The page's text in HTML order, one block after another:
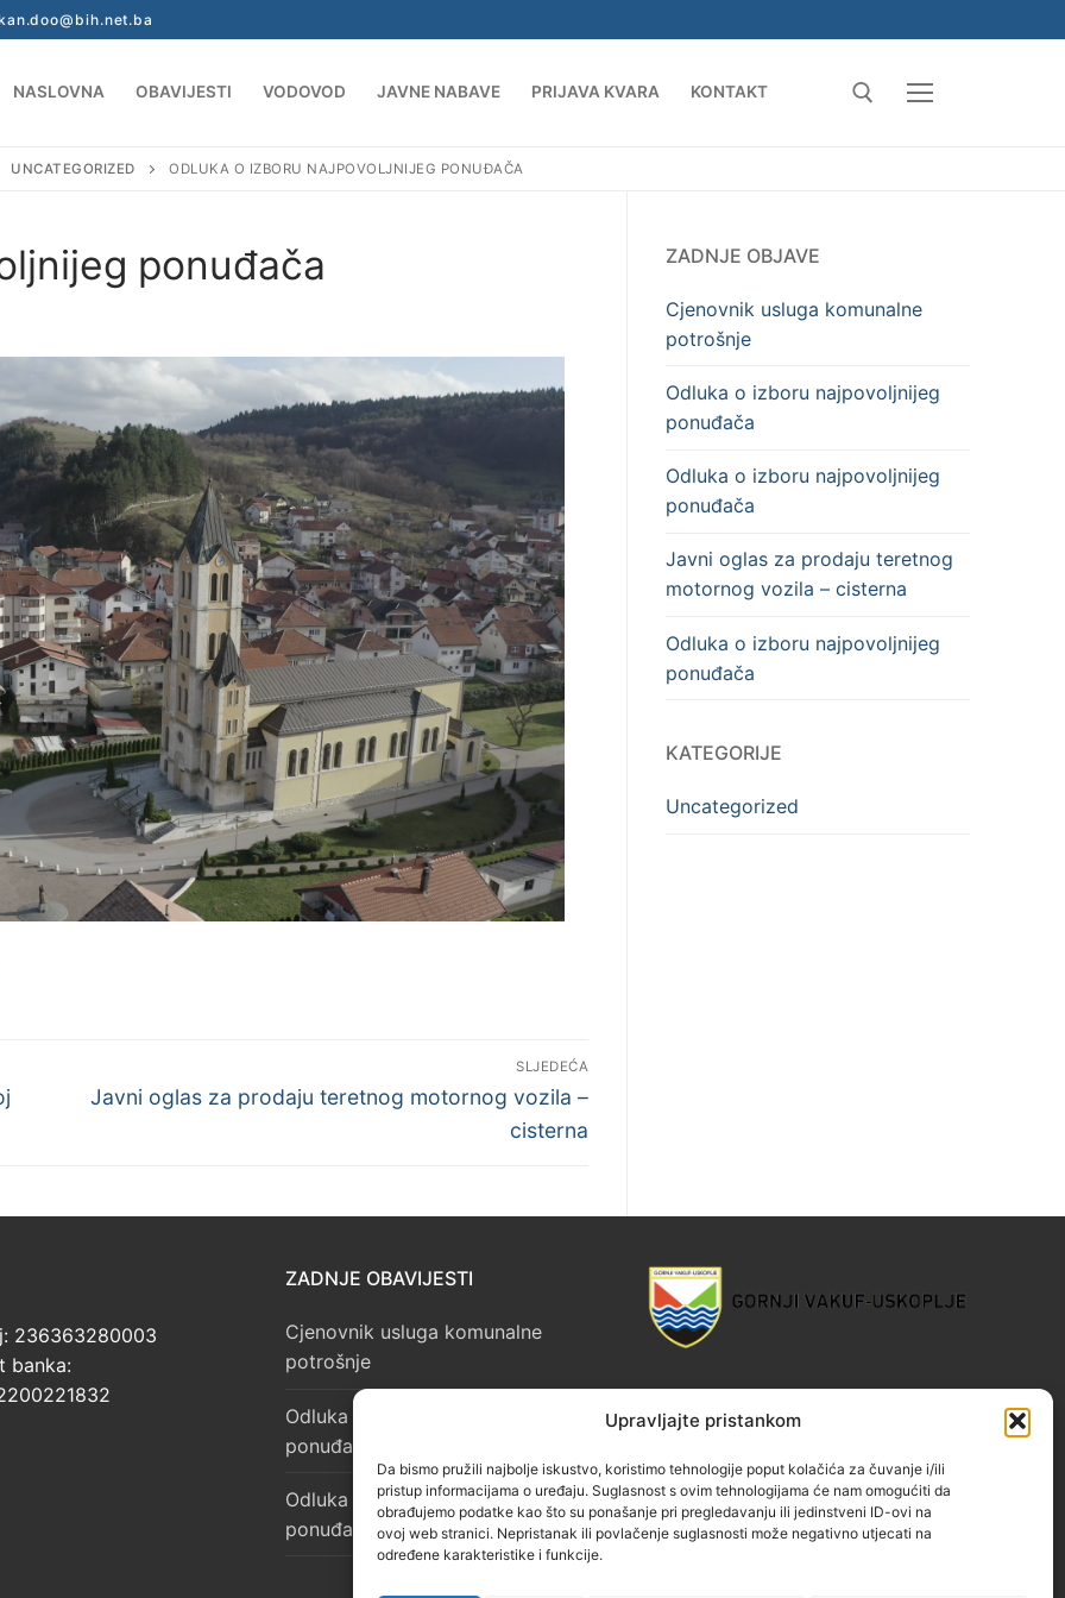
Upravljajte pristankom
Da bismo pružili najbolje iskustvo, koristimo tehnologije poput kolačića za čuvanje i/ili
pristup informacijama o uređaju. Suglasnost s ovim tehnologijama će nam omogućiti da
obrađujemo podatke kao što su ponašanje pri pregledavanju ili jedinstveni ID-ovi na
ovoj web stranici. Nepristanak ili povlačenje suglasnosti može negativno utjecati na
određene karakteristike i funkcije.
NASLOVNA OBAVIJESTI VODOVOD JAVNE NABAVE PRIJAVA KVARA KONTAKT
UNCATEGORIZED ODLUKA O IZBORU NAJPOVOLJNIJEG PONUĐAČA
ponuđača
SLJEDEĆA
Next
Javni oglas za prodaju teretnog motornog vozila –
cisterna
ZADNJE OBJAVE
Cjenovnik usluga komunalne
potrošnje
Odluka o izboru najpovoljnijeg
ponuđača
Odluka o izboru najpovoljnijeg
ponuđača
Javni oglas za prodaju teretnog
motornog vozila – cisterna
Odluka o izboru najpovoljnijeg
ponuđača
KATEGORIJE
Uncategorized
236363280003
banka:
ZADNJE OBAVIJESTI
Cjenovnik usluga komunalne
potrošnje
Odluka o izboru najpovoljnijeg
ponuđača
Odluka o izboru najpovoljnijeg
ponuđača